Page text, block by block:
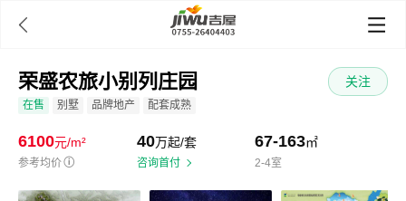

荣盛农旅小别列庄园 关注
在售 别墅 品牌地产 配套成熟
6100元/m²
参考均价ⓘ
40万起/套
咨询首付
67-163㎡
2-4室